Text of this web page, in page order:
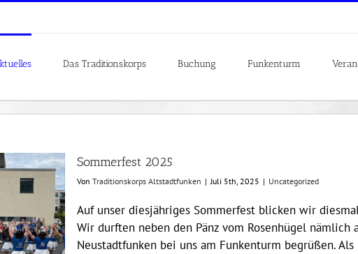
Das Traditionskorps Buchung Funkenturm
Sommerfest 2025
Von Traditionskorps Altstadtfunken | Juli 5th, 2025 | Uncategorized
Auf unser diesjähriges Sommerfest blicken wir
Wir durften neben den Pänz vom Rosenhügel nämlich
Neustadtfunken bei uns am Funkenturm begrüßen.